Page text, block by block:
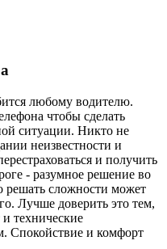
любому водителю.
чтобы сделать
ситуации. Никто не
неизвестности и
и получить
- разумное решение во
решать сложности может
Лучше доверить это тем,
технические
Спокойствие и комфорт